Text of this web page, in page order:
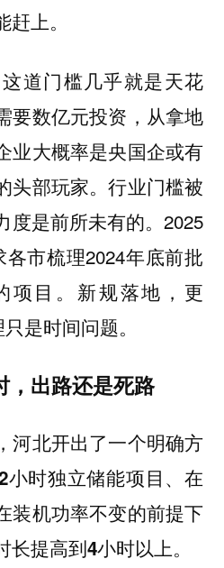
上。
道门槛几乎就是天花
要数亿元投资，从拿地
业大概率是央国企或有
头部玩家。行业门槛被
度是前所未有的。2025
市梳理2024年底前批
项目。新规落地，更
是时间问题。
，出路还是死路
河北开出了一个明确方
小时独立储能项目、在
装机功率不变的前提下
提高到4小时以上。